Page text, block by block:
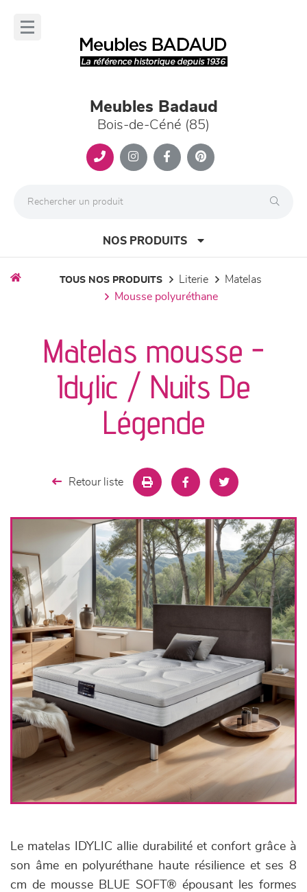
Meubles Badaud
Bois-de-Céné (85)
NOS PRODUITS
séjours
meubles de complément
chambres et dressing
TOUS NOS PRODUITS literie
matelas
mousse polyuréthane
Matelas mousse -
Idylic / Nuits De
Légende
Retour liste
Le matelas IDYLIC allie durabilité et confort grâce à
son âme en polyuréthane haute résilience et ses 8
cm de mousse BLUE SOFT® épousant les formes